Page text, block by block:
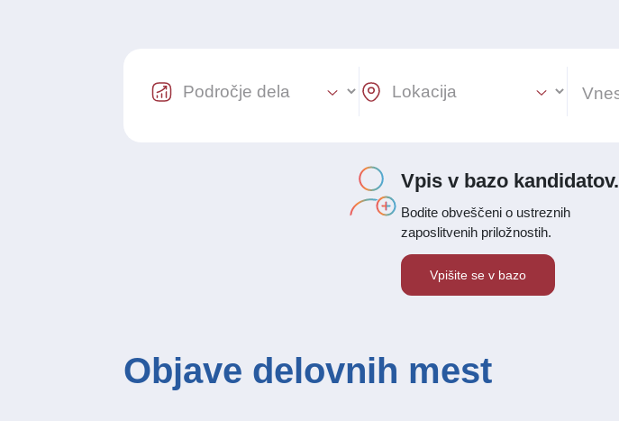
Industry Select Location Select
Vpis v bazo kandidatov.
Bodite obveščeni o ustreznih
zaposlitvenih priložnostih.
Vpišite se v bazo
Objave delovnih mest